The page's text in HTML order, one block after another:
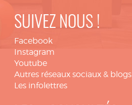
SUIVEZ NOUS !
Facebook
Instagram
Youtube
Autres réseaux sociaux & blogs
Les infolettres